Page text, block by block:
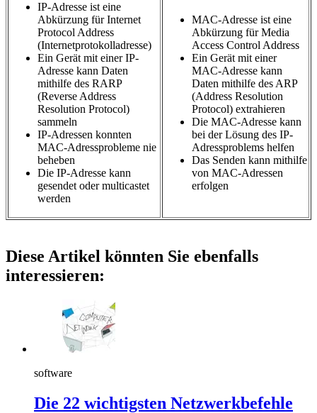
IP-Adresse ist eine
Abkürzung für Internet
Protocol Address
(Internetprotokolladresse)
Ein Gerät mit einer IP-
Adresse kann Daten
mithilfe des RARP
(Reverse Address
Resolution Protocol)
sammeln
IP-Adressen konnten
MAC-Adressprobleme nie
beheben
Die IP-Adresse kann
gesendet oder multicastet
werden
MAC-Adresse ist eine
Abkürzung für Media
Access Control Address
Ein Gerät mit einer
MAC-Adresse kann
Daten mithilfe des ARP
(Address Resolution
Protocol) extrahieren
Die MAC-Adresse kann
bei der Lösung des IP-
Adressproblems helfen
Das Senden kann mithilfe
von MAC-Adressen
erfolgen
Diese Artikel könnten Sie ebenfalls
interessieren:
software
Die 22 wichtigsten Netzwerkbefehle